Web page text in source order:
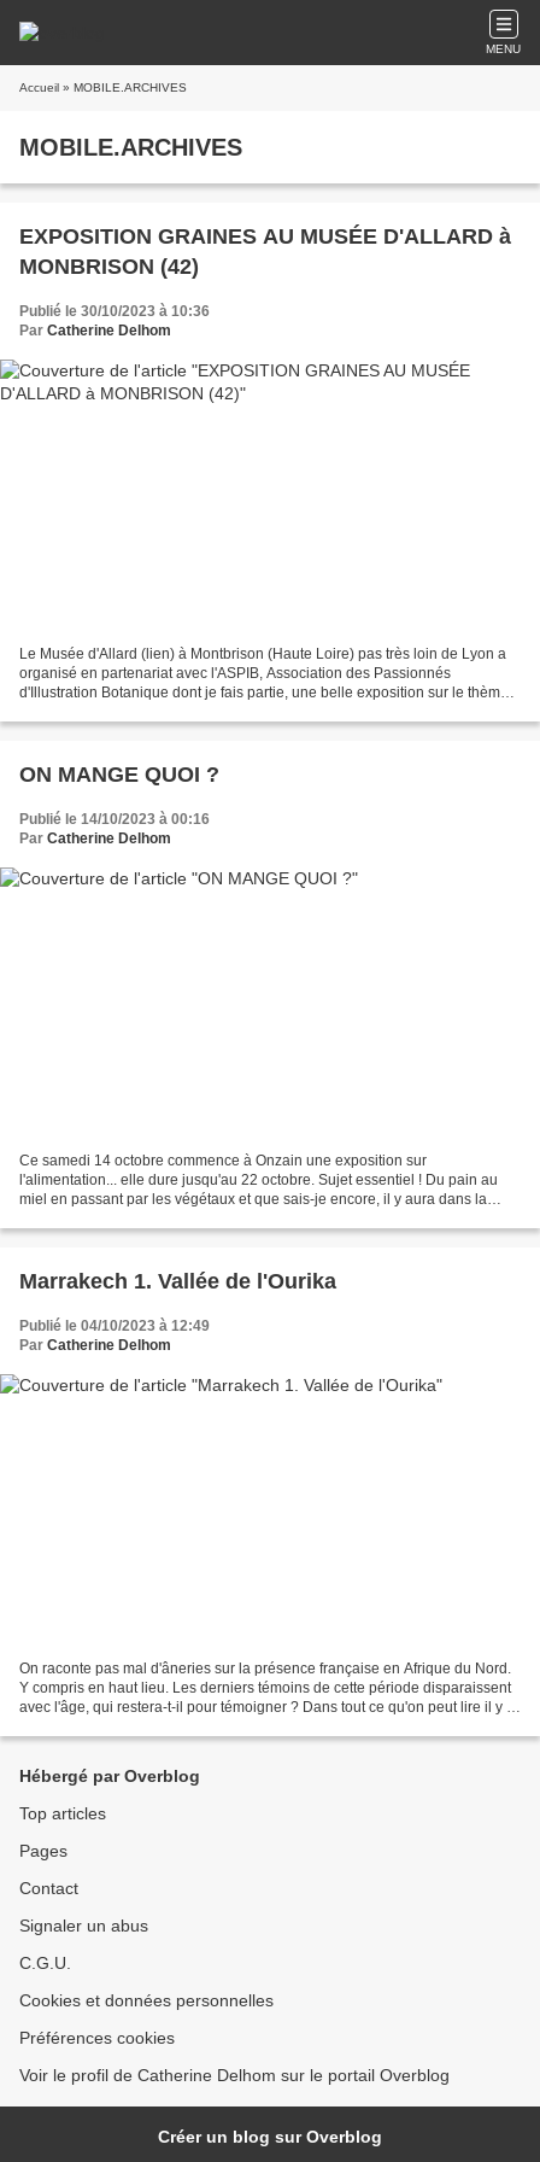
MENU
Accueil » MOBILE.ARCHIVES
MOBILE.ARCHIVES
EXPOSITION GRAINES AU MUSÉE D'ALLARD à
MONBRISON (42)
Publié le 30/10/2023 à 10:36
Par Catherine Delhom
Le Musée d'Allard (lien) à Montbrison (Haute Loire) pas très loin de Lyon a
organisé en partenariat avec l'ASPIB, Association des Passionnés
d'Illustration Botanique dont je fais partie, une belle exposition sur le thème
ON MANGE QUOI ?
Publié le 14/10/2023 à 00:16
Par Catherine Delhom
Ce samedi 14 octobre commence à Onzain une exposition sur
l'alimentation... elle dure jusqu'au 22 octobre. Sujet essentiel ! Du pain au
miel en passant par les végétaux et que sais-je encore, il y aura dans la
Marrakech 1. Vallée de l'Ourika
Publié le 04/10/2023 à 12:49
Par Catherine Delhom
On raconte pas mal d'âneries sur la présence française en Afrique du Nord.
Y compris en haut lieu. Les derniers témoins de cette période disparaissent
avec l'âge, qui restera-t-il pour témoigner ? Dans tout ce qu'on peut lire il y a
Hébergé par Overblog
Top articles
Pages
Contact
Signaler un abus
C.G.U.
Cookies et données personnelles
Préférences cookies
Voir le profil de Catherine Delhom sur le portail Overblog
Créer un blog sur Overblog